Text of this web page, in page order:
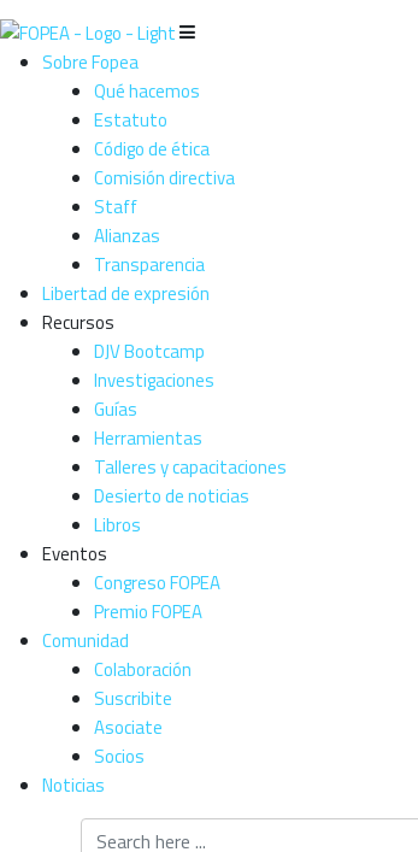
Sobre Fopea
Qué hacemos
Estatuto
Código de ética
Comisión directiva
Staff
Alianzas
Transparencia
Libertad de expresión
Recursos
DJV Bootcamp
Investigaciones
Guías
Herramientas
Talleres y capacitaciones
Desierto de noticias
Libros
Eventos
Congreso FOPEA
Premio FOPEA
Comunidad
Colaboración
Suscribite
Asociate
Socios
Noticias